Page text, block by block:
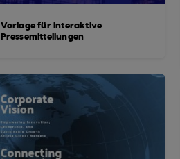
Vorlage für interaktive
Pressemitteilungen